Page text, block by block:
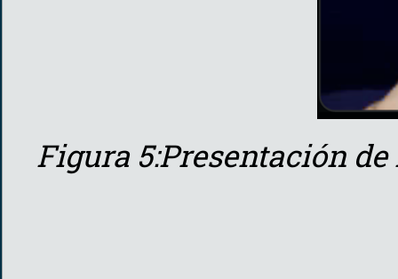
Figura 5:Presentación de